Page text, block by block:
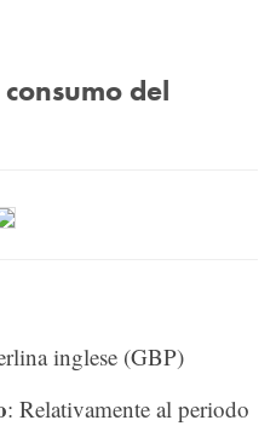
del
inglese (GBP)
: Relativamente al periodo